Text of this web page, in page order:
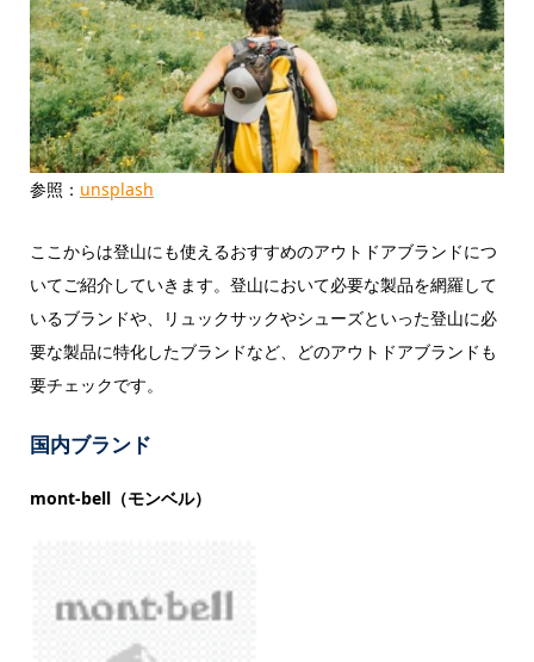
参照： unsplash
ここからは登山にも使えるおすすめのアウトドアブランドにつ
いてご紹介していきます。登山において必要な製品を網羅して
いるブランドや、リュックサックやシューズといった登山に必
要な製品に特化したブランドなど、どのアウトドアブランドも
要チェックです。
国内ブランド
mont-bell（モンベル）